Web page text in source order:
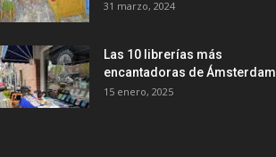
31 marzo, 2024
Las 10 librerías más
encantadoras de Ámsterdam
15 enero, 2025